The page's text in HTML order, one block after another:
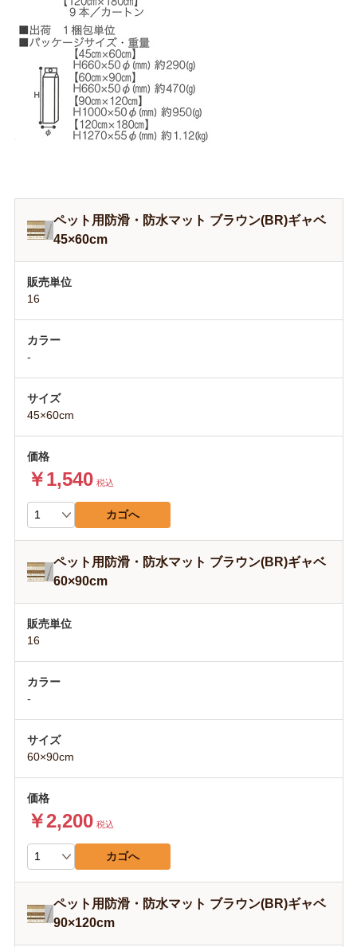
ペット用防滑・防水マット ブラウン(BR)ギャベ
45×60cm
16
-
45×60cm
￥1,540 税込
カゴへ
ペット用防滑・防水マット ブラウン(BR)ギャベ
60×90cm
16
-
60×90cm
￥2,200 税込
カゴへ
ペット用防滑・防水マット ブラウン(BR)ギャベ
90×120cm